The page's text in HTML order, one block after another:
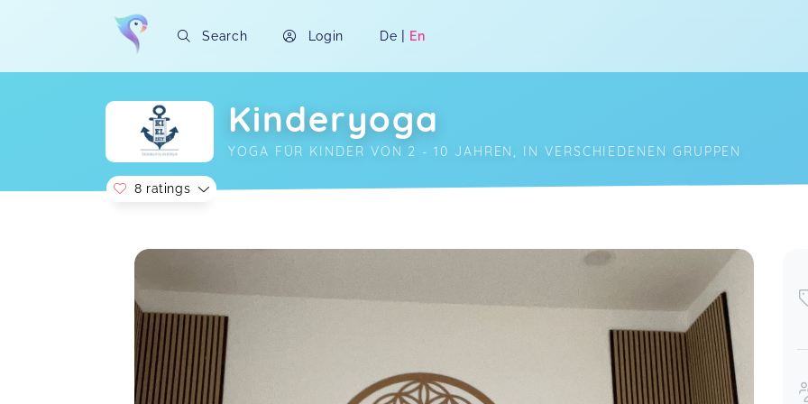
Search Login De | En
Kinderyoga
YOGA FÜR KINDER VON 2 - 10 JAHREN, IN VERSCHIEDENEN GRUPPEN
Soon you will learn more about me here...
8 ratings
Das Elternkindyoga mit Julia hat uns
sehr gut gefallen. Vielen Dank
Klasse Veranstaltung! Vielen lieben
Katarina,Oct 17